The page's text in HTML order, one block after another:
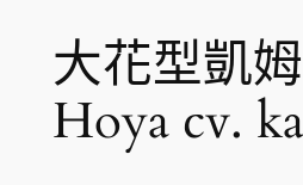
大花型凱
Hoya cv.